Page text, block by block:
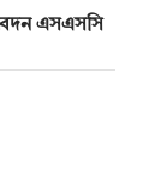
এসএসসি